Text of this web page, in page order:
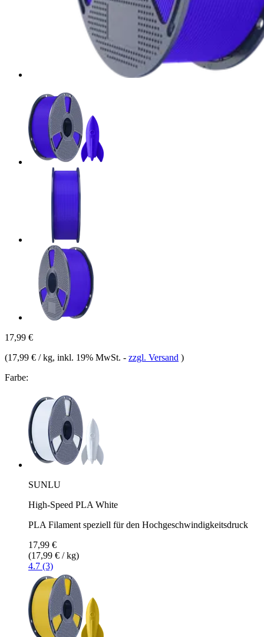
17,99 €
(17,99 € / kg, inkl. 19% MwSt. - zzgl. Versand )
Farbe:
SUNLU
High-Speed PLA White
PLA Filament speziell für den Hochgeschwindigkeitsdruck
17,99 €
(17,99 € / kg)
4.7 (3)